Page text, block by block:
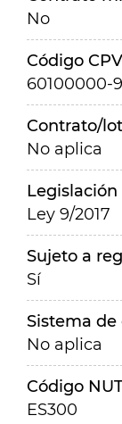
No
Código CPV
60100000-9
Contrato/
No aplica
Ley 9/2017
Sujeto a
Sí
Sistema
No aplica
Código
ES300